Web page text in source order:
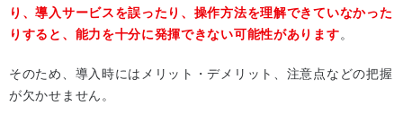
り、導入サービスを誤ったり、操作方法を理解できていなかった
りすると、能力を十分に発揮できない可能性があります。
そのため、導入時にはメリット・デメリット、注意点などの把握
が欠かせません。